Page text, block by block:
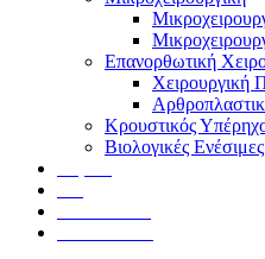
Επανορθωτική
Χειρουργική
Κρουστικός
Βιολογικές